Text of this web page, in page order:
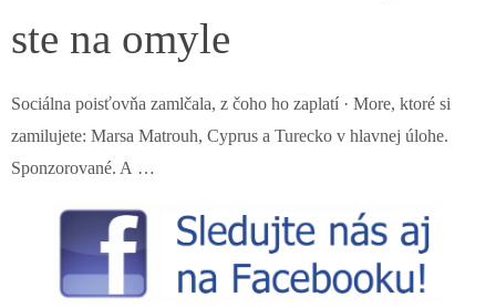
ste na omyle
Sociálna poisťovňa zamlčala, z čoho ho zaplatí · More, ktoré si
zamilujete: Marsa Matrouh, Cyprus a Turecko v hlavnej úlohe.
Sponzorované. A …